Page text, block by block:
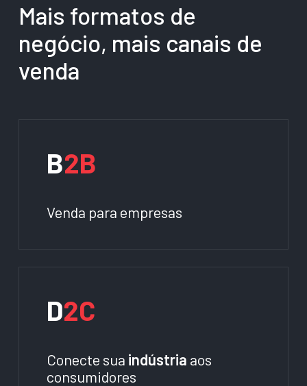
Mais formatos de
negócio, mais canais de
venda
B2B
Venda para empresas
D2C
Conecte sua indústria aos
consumidores